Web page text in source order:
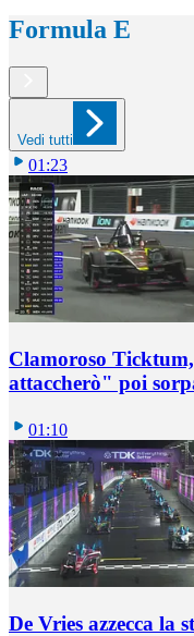
Formula E
Vedi tutti
01:23
Clamoroso
attaccherò" poi
01:10
De Vries azzecca la